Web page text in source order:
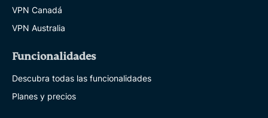
VPN Canadá
VPN Australia
Funcionalidades
Descubra todas las funcionalidades
Planes y precios